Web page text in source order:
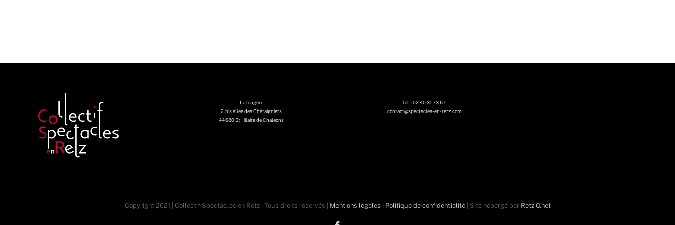
La longère
2 bis allée des Châtaigniers
44680 St Hilaire de Chaléons
Tél. : 02 40 31 73 67
contact@spectacles-en-retz.com
Copyright 2021 | Collectif Spectacles en Retz | Tous droits réservés | Mentions légales Politique de confidentialité| Site hébergé par Retz'O.net